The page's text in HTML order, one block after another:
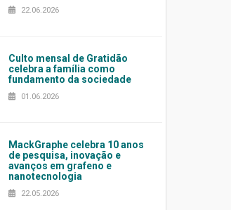
22.06.2026
Culto mensal de Gratidão
celebra a família como
fundamento da sociedade
01.06.2026
MackGraphe celebra 10 anos
de pesquisa, inovação e
avanços em grafeno e
nanotecnologia
22.05.2026